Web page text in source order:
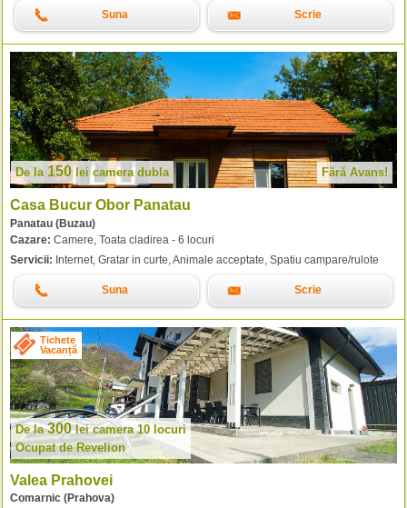
Suna Scrie
De la 150leicamera dubla Fără Avans!
Casa Bucur Obor Panatau
Panatau (Buzau)
Cazare: Camere, Toata cladirea - 6 locuri
Servicii: Internet, Gratar in curte, Animale acceptate, Spatiu campare/rulote
Suna Scrie
Tichete
Vacanță
De la300leicamera 10 locuri
Ocupat de Revelion
Valea Prahovei
Comarnic (Prahova)